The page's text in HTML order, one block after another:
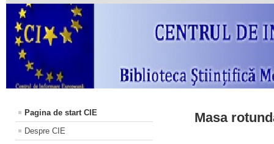
Pagina de start CIE
Despre CIE
Masa